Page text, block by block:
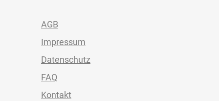
AGB
Impressum
Datenschutz
FAQ
Kontakt